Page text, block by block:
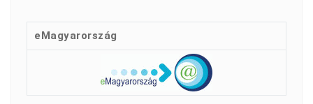
eMagyarország